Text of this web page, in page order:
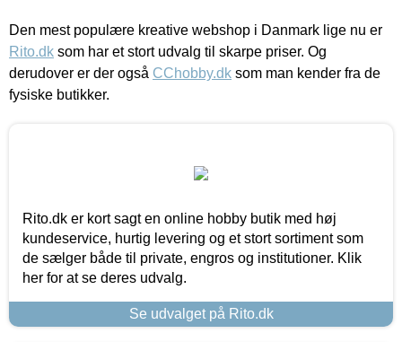
Den mest populære kreative webshop i Danmark lige nu er
Rito.dk som har et stort udvalg til skarpe priser. Og
derudover er der også CChobby.dk som man kender fra de
fysiske butikker.
Rito.dk er kort sagt en online hobby butik med høj
kundeservice, hurtig levering og et stort sortiment som
de sælger både til private, engros og institutioner. Klik
her for at se deres udvalg.
Se udvalget på Rito.dk